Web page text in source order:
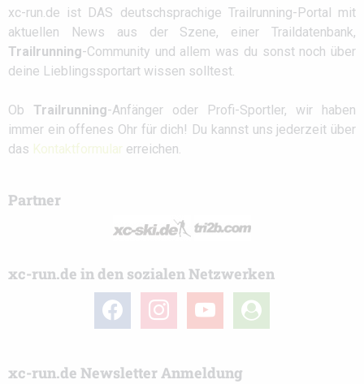
xc-run.de ist DAS deutschsprachige Trailrunning-Portal mit
aktuellen News aus der Szene, einer Traildatenbank,
Trailrunning-Community und allem was du sonst noch über
deine Lieblingssportart wissen solltest.
Ob Trailrunning-Anfänger oder Profi-Sportler, wir haben
immer ein offenes Ohr für dich! Du kannst uns jederzeit über
das Kontaktformular erreichen.
Partner
xc-run.de in den sozialen Netzwerken
facebook instagramyoutube
user-
circle
xc-run.de Newsletter Anmeldung